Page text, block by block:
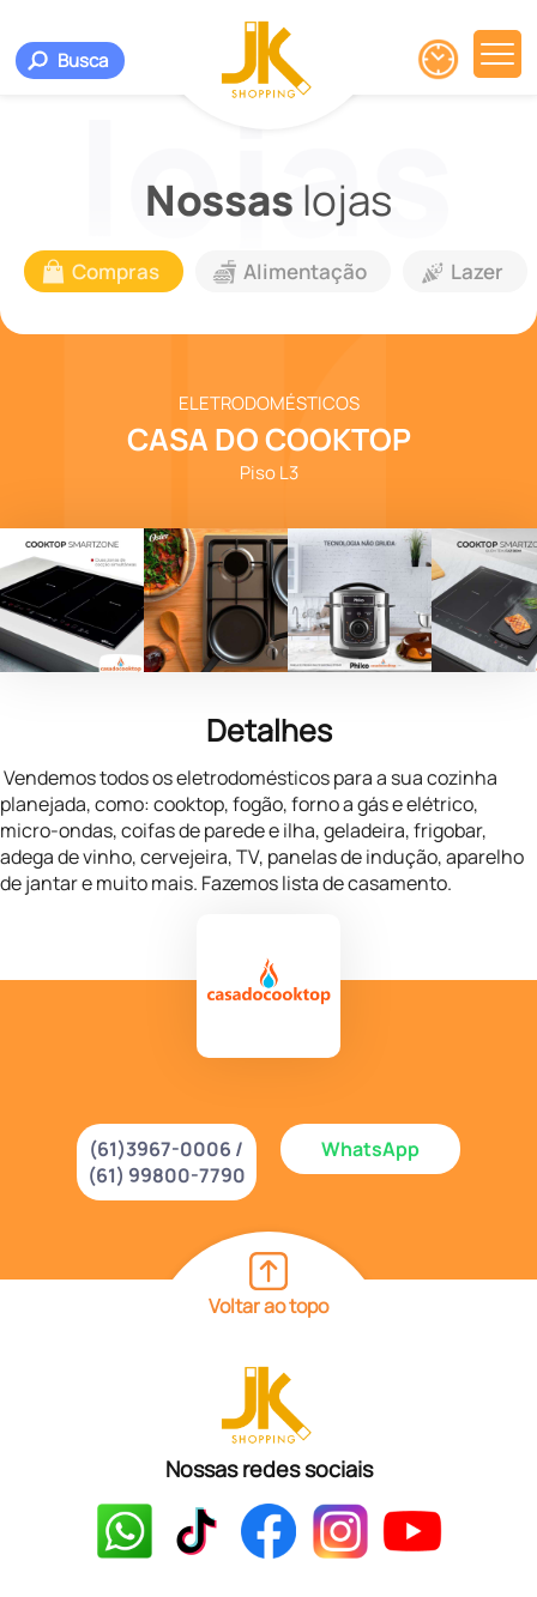
Busca
Nossas lojas
Compras Alimentação Lazer
ELETRODOMÉSTICOS
CASA DO COOKTOP
Piso L3
Detalhes
Vendemos todos os eletrodomésticos para a sua cozinha
planejada, como:cooktop, fogão, forno a gás e elétrico,
micro-ondas, coifas de parede e ilha, geladeira, frigobar,
adega de vinho, cervejeira, TV, panelas de indução, aparelho
de jantar e muito mais. Fazemos lista de casamento.
(61)3967-0006 /
(61) 99800-7790
WhatsApp
Voltar ao topo
Nossas redes sociais